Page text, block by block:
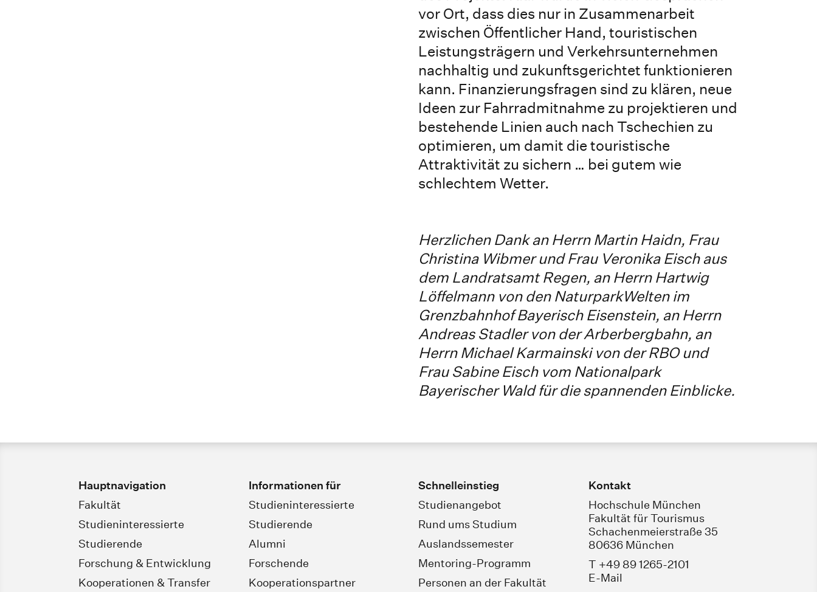
vor Ort, dass dies nur in Zusammenarbeit
zwischen Öffentlicher Hand, touristischen
Leistungsträgern und Verkehrsunternehmen
nachhaltig und zukunftsgerichtet funktionieren
kann. Finanzierungsfragen sind zu klären, neue
Ideen zur Fahrradmitnahme zu projektieren und
bestehende Linien auch nach Tschechien zu
optimieren, um damit die touristische
Attraktivität zu sichern … bei gutem wie
schlechtem Wetter.
Herzlichen Dank an Herrn Martin Haidn, Frau
Christina Wibmer und Frau Veronika Eisch aus
dem Landratsamt Regen, an Herrn Hartwig
Löffelmann von den NaturparkWelten im
Grenzbahnhof Bayerisch Eisenstein, an Herrn
Andreas Stadler von der Arberbergbahn, an
Herrn Michael Karmainski von der RBO und
Frau Sabine Eisch vom Nationalpark
Bayerischer Wald für die spannenden Einblicke.
Hauptnavigation
Fakultät
Studieninteressierte
Studierende
Forschung & Entwicklung
Kooperationen & Transfer
Informationen für
Studieninteressierte
Studierende
Alumni
Forschende
Kooperationspartner
Schnelleinstieg
Studienangebot
Rund ums Studium
Auslandssemester
Mentoring-Programm
Personen an der Fakultät
Kontakt
Hochschule München
Fakultät für Tourismus
Schachenmeierstraße 35
80636 München
T +49 89 1265-2101
E-Mail